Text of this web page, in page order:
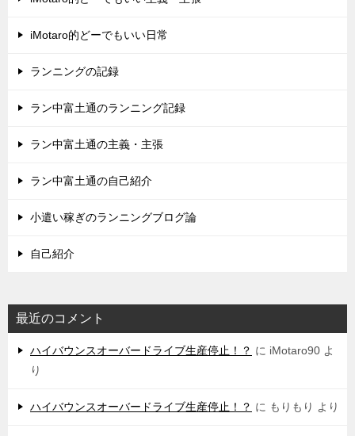
iMotaro的どーでもいい日常
ランニングの記録
ラン中富土通のランニング記録
ラン中富土通の主義・主張
ラン中富土通の自己紹介
小遣い稼ぎのランニングブログ論
自己紹介
最近のコメント
ハイバウンスオーバードライブ生産停止！？ に iMotaro90 よ
り
ハイバウンスオーバードライブ生産停止！？ に もりもり より